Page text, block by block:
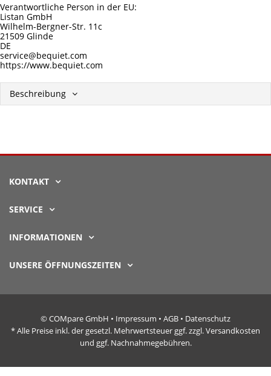
Verantwortliche Person in der EU:
Listan GmbH
Wilhelm-Bergner-Str. 11c
21509 Glinde
DE
service@bequiet.com
https://www.bequiet.com
Beschreibung
KONTAKT
SERVICE
INFORMATIONEN
UNSERE ÖFFNUNGSZEITEN
© COMpare GmbH • Impressum • AGB • Datenschutz
* Alle Preise inkl. der gesetzl. Mehrwertsteuer ggf. zzgl. Versandkosten
und ggf. Nachnahmegebühren.